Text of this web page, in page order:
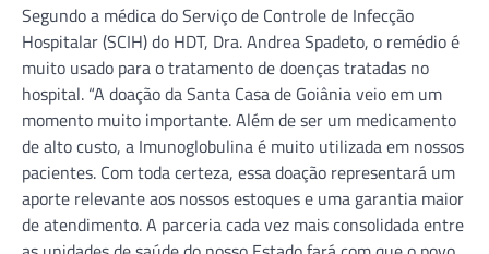
Segundo a médica do Serviço de Controle de Infecção
Hospitalar (SCIH) do HDT, Dra. Andrea Spadeto, o remédio é
muito usado para o tratamento de doenças tratadas no
hospital. “A doação da Santa Casa de Goiânia veio em um
momento muito importante. Além de ser um medicamento
de alto custo, a Imunoglobulina é muito utilizada em nossos
pacientes. Com toda certeza, essa doação representará um
aporte relevante aos nossos estoques e uma garantia maior
de atendimento. A parceria cada vez mais consolidada entre